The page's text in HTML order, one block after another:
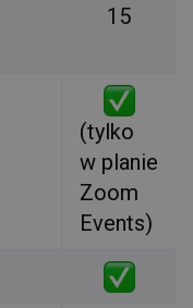
15
(tylko
w planie
Zoom
Events)